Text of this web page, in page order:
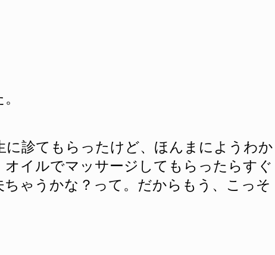
に診てもらったけど、ほんまにようわか
イルでマッサージしてもらったらすぐ
ゃうかな？って。だからもう、こっそ